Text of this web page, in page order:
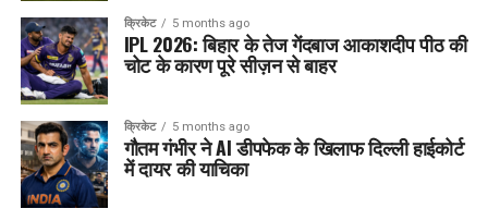
क्रिकेट 5 months ago
IPL 2026: बिहार के तेज गेंदबाज आकाशदीप पीठ की
चोट के कारण पूरे सीज़न से बाहर
क्रिकेट 5 months ago
गौतम गंभीर ने AI डीपफेक के खिलाफ दिल्ली हाईकोर्ट
में दायर की याचिका